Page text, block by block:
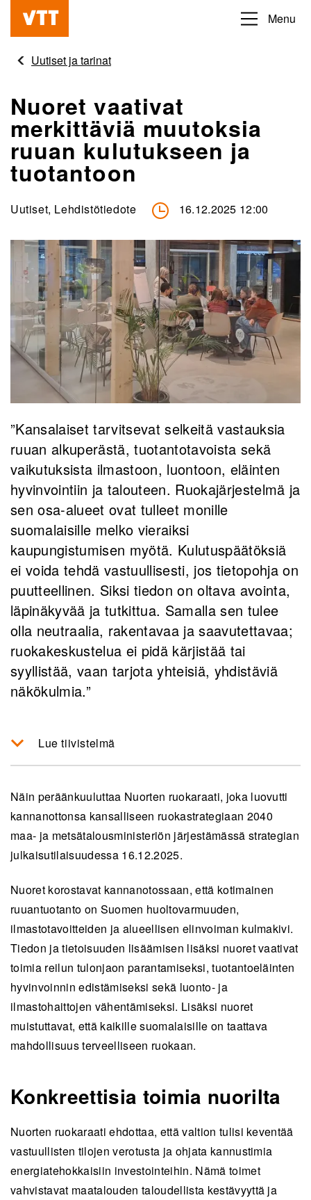
Hyppää
pääsisältöön
Beyond
obvious
Menu
Uutiset ja tarinat
Nuoret vaativat
merkittäviä muutoksia
ruuan kulutukseen ja
tuotantoon
Uutiset, Lehdistötiedote 16.12.2025 12:00
”Kansalaiset tarvitsevat selkeitä vastauksia
ruuan alkuperästä, tuotantotavoista sekä
vaikutuksista ilmastoon, luontoon, eläinten
hyvinvointiin ja talouteen. Ruokajärjestelmä ja
sen osa-alueet ovat tulleet monille
suomalaisille melko vieraiksi
kaupungistumisen myötä. Kulutuspäätöksiä
ei voida tehdä vastuullisesti, jos tietopohja on
puutteellinen. Siksi tiedon on oltava avointa,
läpinäkyvää ja tutkittua. Samalla sen tulee
olla neutraalia, rakentavaa ja saavutettavaa;
ruokakeskustelua ei pidä kärjistää tai
syyllistää, vaan tarjota yhteisiä, yhdistäviä
näkökulmia.”
Lue tiivistelmä
ruuantuotannon merkitystä Suomen
huoltovarmuudelle sekä ilmastotavoitteille, ja
esittää konkreettisia toimenpiteitä
tuotantoeläinten hyvinvoinnin ja terveellisen
He ehdottavat verotuksen keventämistä
vastuullisille tiloille, kannustimia
energiatehokkuuteen ja reilua tulonjakoa
turvaamaan kotimaista tuotantoa sekä eläinten
hyvinvointilainsäädännön kiristämistä.
Paneeli painottaa luonto- ja ilmastohaittojen
vähentämistä suosimalla kasvis- ja
hybridiruokia sekä ruokahävikin minimointia
ympäristökeskus ja VTT koordinoivat raadin
keskeistä ruokastrategian lausunnossa.
Tiivistelmä on tekoälyn tekemä ja ihmisen tarkistama.
Näin peräänkuuluttaa Nuorten ruokaraati, joka luovutti
kannanottonsa kansalliseen ruokastrategiaan 2040
maa- ja metsätalousministeriön järjestämässä strategian
julkaisutilaisuudessa 16.12.2025.
Nuoret korostavat kannanotossaan, että kotimainen
ruuantuotanto on Suomen huoltovarmuuden,
ilmastotavoitteiden ja alueellisen elinvoiman kulmakivi.
Tiedon ja tietoisuuden lisäämisen lisäksi nuoret vaativat
toimia reilun tulonjaon parantamiseksi, tuotantoeläinten
hyvinvoinnin edistämiseksi sekä luonto- ja
ilmastohaittojen vähentämiseksi. Lisäksi nuoret
muistuttavat, että kaikille suomalaisille on taattava
mahdollisuus terveelliseen ruokaan.
Konkreettisia toimia nuorilta
Nuorten ruokaraati ehdottaa, että valtion tulisi keventää
vastuullisten tilojen verotusta ja ohjata kannustimia
energiatehokkaisiin investointeihin. Nämä toimet
vahvistavat maatalouden taloudellista kestävyyttä ja